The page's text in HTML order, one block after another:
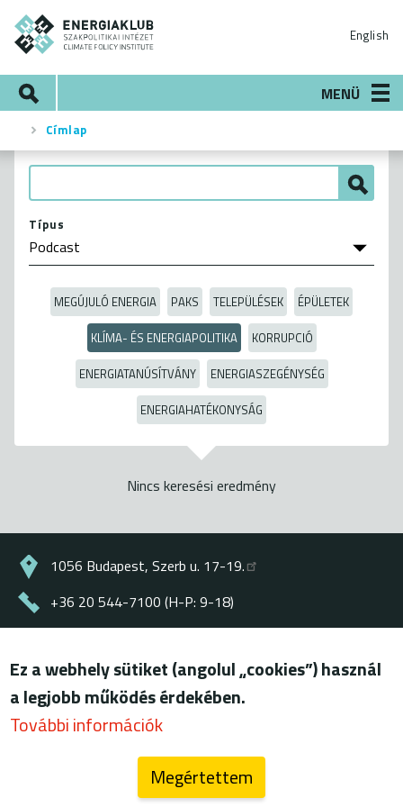
Ugrás
tartalomra
English
MENÜ
Morzsa
Címlap
Típus
MEGÚJULÓ ENERGIA PAKS TELEPÜLÉSEK
ÉPÜLETEK
KLÍMA- ÉS ENERGIAPOLITIKA
KORRUPCIÓ
ENERGIATANÚSÍTVÁNY
ENERGIASZEGÉNYSÉG
ENERGIAHATÉKONYSÁG
Nincs keresési eredmény
1056 Budapest, Szerb u. 17-19.
+36 20 544-7100 (H-P: 9-18)
Lábléc
© ENERGIAKLUB - minden jog fenntartva
felhasználási feltételek
Ez a webhely sütiket (angolul „cookies”) használ
a legjobb működés érdekében.
További információk
Megértettem